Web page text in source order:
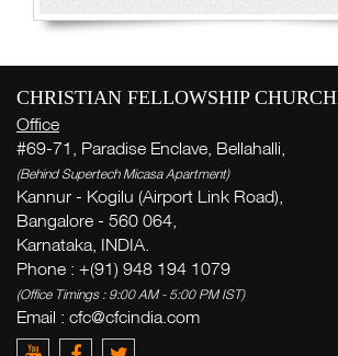
CHRISTIAN FELLOWSHIP CHURCH
Office
#69-71, Paradise Enclave, Bellahalli,
(Behind Supertech Micasa Apartment)
Kannur - Kogilu (Airport Link Road),
Bangalore - 560 064,
Karnataka, INDIA.
Phone : +(91) 948 194 1079
(Office Timings : 9:00 AM - 5:00 PM IST)
Email : cfc@cfcindia.com